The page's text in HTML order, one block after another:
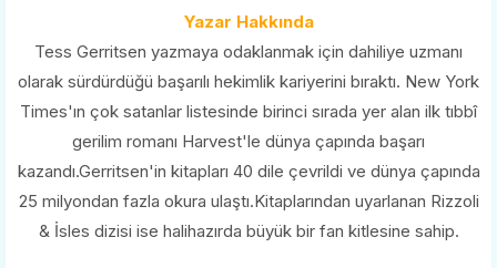
Yazar Hakkında
Tess Gerritsen yazmaya odaklanmak için dahiliye uzmanı
olarak sürdürdüğü başarılı hekimlik kariyerini bıraktı. New York
Times'ın çok satanlar listesinde birinci sırada yer alan ilk tıbbî
gerilim romanı Harvest'le dünya çapında başarı
kazandı.Gerritsen'in kitapları 40 dile çevrildi ve dünya çapında
25 milyondan fazla okura ulaştı.Kitaplarından uyarlanan Rizzoli
& İsles dizisi ise halihazırda büyük bir fan kitlesine sahip.